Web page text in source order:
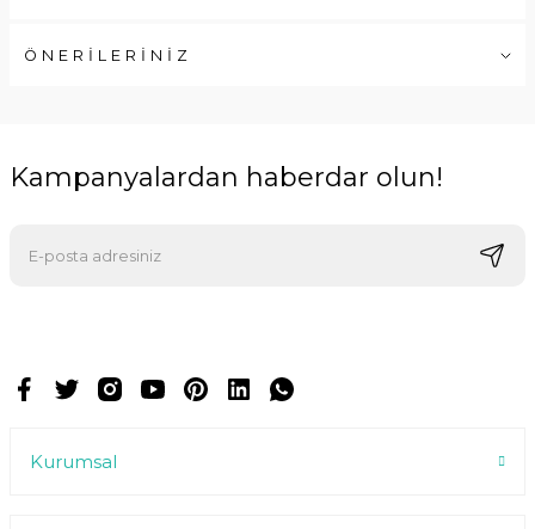
ÖNERİLERİNİZ
Kampanyalardan haberdar olun!
Kurumsal